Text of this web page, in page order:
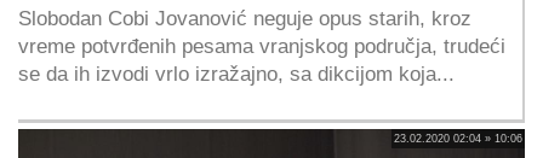
Slobodan Cobi Jovanović neguje opus starih, kroz
vreme potvrđenih pesama vranjskog područja, trudeći
se da ih izvodi vrlo izražajno, sa dikcijom koja...
23.02.2020 02:04 » 10:06